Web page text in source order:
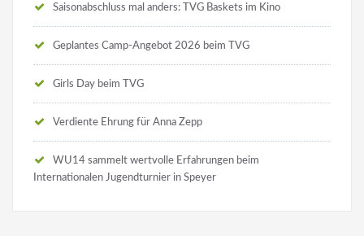
Saisonabschluss mal anders: TVG Baskets im Kino
Geplantes Camp-Angebot 2026 beim TVG
Girls Day beim TVG
Verdiente Ehrung für Anna Zepp
WU14 sammelt wertvolle Erfahrungen beim
Internationalen Jugendturnier in Speyer